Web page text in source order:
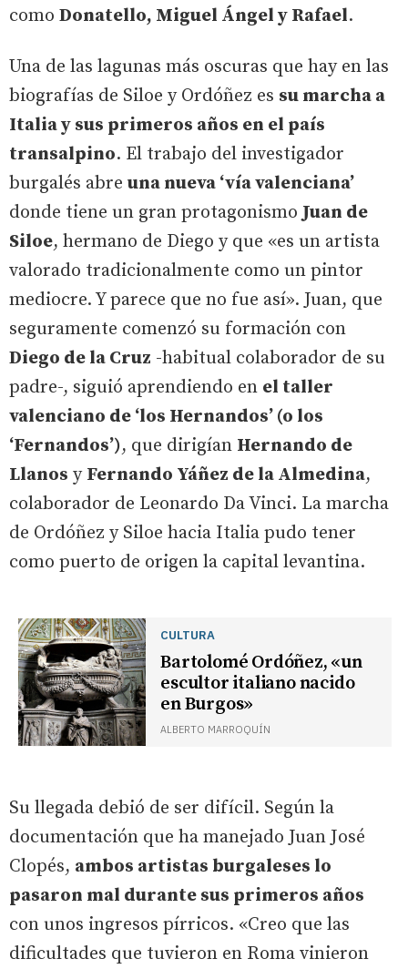
como Donatello, Miguel Ángel y Rafael.
Una de las lagunas más oscuras que hay en las
biografías de Siloe y Ordóñez es su marcha a
Italia y sus primeros años en el país
transalpino. El trabajo del investigador
burgalés abre una nueva ‘vía valenciana’
donde tiene un gran protagonismoJuan de
Siloe, hermano de Diego y que «es un artista
valorado tradicionalmente como un pintor
mediocre. Y parece que no fue así». Juan, que
seguramente comenzó su formación con
Diego de la Cruz -habitual colaborador de su
padre-, siguió aprendiendo en el taller
valenciano de ‘los Hernandos’ (o los
‘Fernandos’), que dirigían Hernando de
Llanos y Fernando Yáñez de la Almedina,
colaborador de Leonardo Da Vinci. La marcha
de Ordóñez y Siloe hacia Italia pudo tener
como puerto de origen la capital levantina.
CULTURA
Bartolomé Ordóñez, «un
escultor italiano nacido
en Burgos»
ALBERTO MARROQUÍN
Su llegada debió de ser difícil. Según la
documentación que ha manejado Juan José
Clopés, ambos artistas burgaleses lo
pasaron mal durante sus primeros años
con unos ingresos pírricos. «Creo que las
dificultades que tuvieron en Roma vinieron